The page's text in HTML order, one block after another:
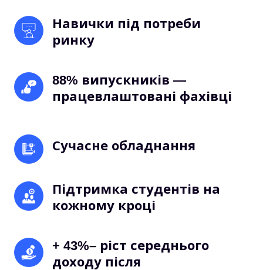
Навички під потреби
ринку
88% випускників —
працевлаштовані фахівці
Сучасне обладнання
Підтримка студентів на
кожному кроці
+ 43%– ріст середнього
доходу після